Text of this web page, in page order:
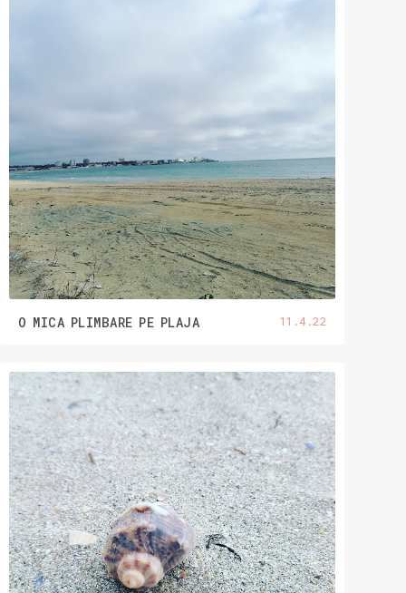
O MICA PLIMBARE PE PLAJA 11.4.22